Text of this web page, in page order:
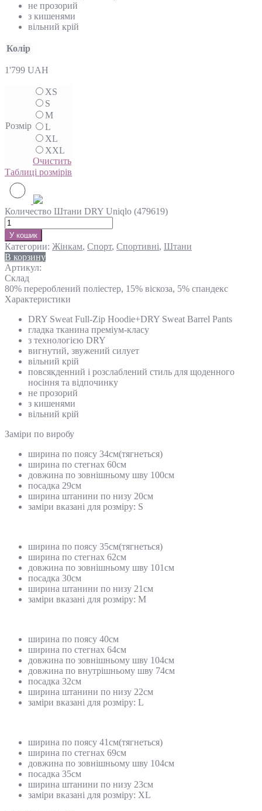
не прозорий
з кишенями
вільний крій
Колір
1'799 UAH
Розмір
XS
S
M
L
XL
XXL
Очистить
Таблиці розмірів
Количество Штани DRY Uniqlo (479619)
У кошик
Категории: Жінкам, Спорт, Спортивні, Штани
В корзину
Артикул:
Склад
80% перероблений поліестер, 15% віскоза, 5% спандекс
Характеристики
DRY Sweat Full-Zip Hoodie+DRY Sweat Barrel Pants
гладка тканина преміум-класу
з технологією DRY
вигнутий, звужений силует
вільний крій
повсякденний і розслаблений стиль для щоденного
носіння та відпочинку
не прозорий
з кишенями
вільний крій
Замiри по виробу
ширина по поясу 34см(тягнеться)
ширина по стегнах 60см
довжина по зовнішньому шву 100см
посадка 29см
ширина штанини по низу 20см
заміри вказані для розміру: S
ширина по поясу 35см(тягнеться)
ширина по стегнах 62см
довжина по зовнішньому шву 101см
посадка 30см
ширина штанини по низу 21см
заміри вказані для розміру: M
ширина по поясу 40см
ширина по стегнах 64см
довжина по зовнішньому шву 104см
довжина по внутрішньому шву 74см
посадка 32см
ширина штанини по низу 22см
заміри вказані для розміру: L
ширина по поясу 41см(тягнеться)
ширина по стегнах 69см
довжина по зовнішньому шву 104см
посадка 35см
ширина штанини по низу 23см
заміри вказані для розміру: ХL